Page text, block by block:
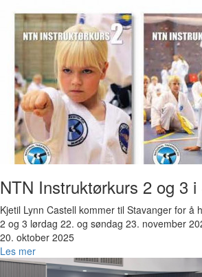
NTN Instruktørkurs 2 og 3
Kjetil Lynn Castell kommer til Stavanger for å
2 og 3 lørdag 22. og søndag 23. november
20. oktober 2025
Les mer
Bilde